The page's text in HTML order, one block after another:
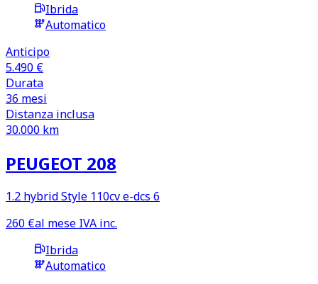
Ibrida
Automatico
Anticipo
5.490 €
Durata
36 mesi
Distanza inclusa
30.000 km
PEUGEOT 208
1.2 hybrid Style 110cv e-dcs 6
260 €al mese IVA inc.
Ibrida
Automatico